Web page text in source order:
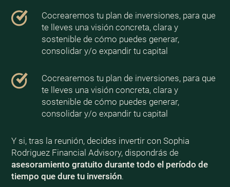
Cocrearemos tu plan de inversiones, para que
te lleves una visión concreta, clara y
sostenible de cómo puedes generar,
consolidar y/o expandir tu capital
Cocrearemos tu plan de inversiones, para que
te lleves una visión concreta, clara y
sostenible de cómo puedes generar,
consolidar y/o expandir tu capital
Y si, tras la reunión, decides invertir con Sophia
Rodriguez Financial Advisory, dispondrás de
asesoramiento gratuito durante todo el período de
tiempo que dure tu inversión.